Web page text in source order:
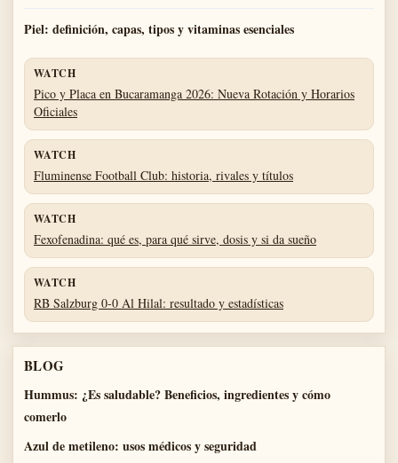
Piel: definición, capas, tipos y vitaminas esenciales
WATCH
Pico y Placa en Bucaramanga 2026: Nueva Rotación y Horarios
Oficiales
WATCH
Fluminense Football Club: historia, rivales y títulos
WATCH
Fexofenadina: qué es, para qué sirve, dosis y si da sueño
WATCH
RB Salzburg 0-0 Al Hilal: resultado y estadísticas
BLOG
Hummus: ¿Es saludable? Beneficios, ingredientes y cómo
comerlo
Azul de metileno: usos médicos y seguridad